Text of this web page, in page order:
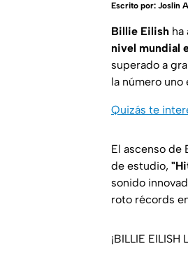
Escrito por: Joslin
Billie Eilish ha
nivel mundial
superado a
la número uno
Quizás te
El ascenso de
de estudio,
sonido
roto récords
¡BILLIE